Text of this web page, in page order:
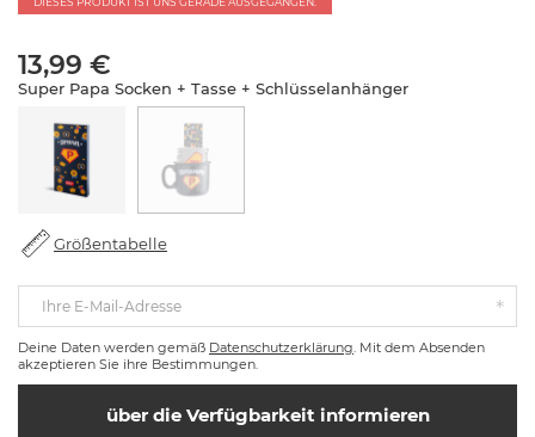
13,99 €
Super Papa Socken + Tasse + Schlüsselanhänger
Größentabelle
Ihre E-Mail-Adresse
Deine Daten werden gemäß Datenschutzerklärung . Mit dem Absenden
akzeptieren Sie ihre Bestimmungen.
über die Verfügbarkeit informieren